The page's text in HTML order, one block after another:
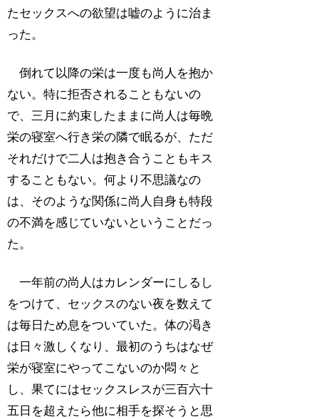
たセックスへの欲望は嘘のように治ま
った。
倒れて以降の栄は一度も尚人を抱か
ない。特に拒否されることもないの
で、三月に約束したままに尚人は毎晩
栄の寝室へ行き栄の隣で眠るが、ただ
それだけで二人は抱き合うこともキス
することもない。何より不思議なの
は、そのような関係に尚人自身も特段
の不満を感じていないということだっ
た。
一年前の尚人はカレンダーにしるし
をつけて、セックスのない夜を数えて
は毎日ため息をついていた。体の渇き
は日々激しくなり、最初のうちはなぜ
栄が寝室にやってこないのか悶々と
し、果てにはセックスレスが三百六十
五日を超えたら他に相手を探そうと思